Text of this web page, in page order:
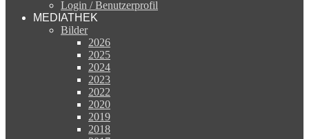
Login / Benutzerprofil
MEDIATHEK
Bilder
2026
2025
2024
2023
2022
2020
2019
2018